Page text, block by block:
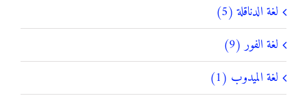
لغة الدناقلة (5)
لغة الفور (9)
لغة الميدوب (1)